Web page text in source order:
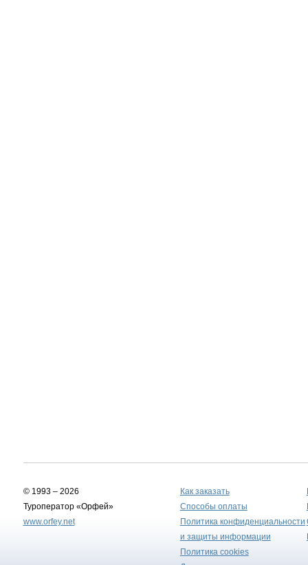
© 1993 – 2026
Туроператор «Орфей»
www.orfey.net
Как заказать
Способы оплаты
Политика конфиденциальности
и защиты информации
Политика cookies